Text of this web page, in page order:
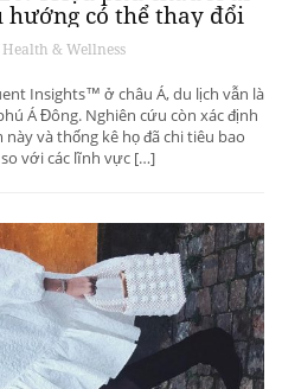
có thể thay đổi
thượng lưu
Health & Wellness
Insights™ ở châu Á, du lịch vẫn là
Á Đông. Nghiên cứu còn xác định
và thống kê họ đã chi tiêu bao
với các lĩnh vực […]